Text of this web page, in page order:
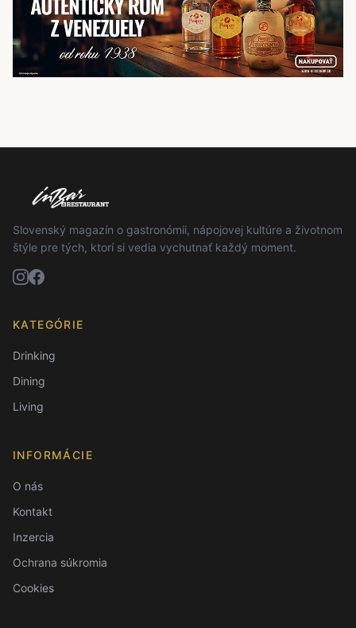
Slovenský magazín o gastronómii, nápojovej kultúre a životnom
štýle pre tých, ktorí si vedia vychutnať každý moment.
KATEGÓRIE
Drinking
Dining
Living
INFORMÁCIE
O nás
Kontakt
Inzercia
Ochrana súkromia
Cookies